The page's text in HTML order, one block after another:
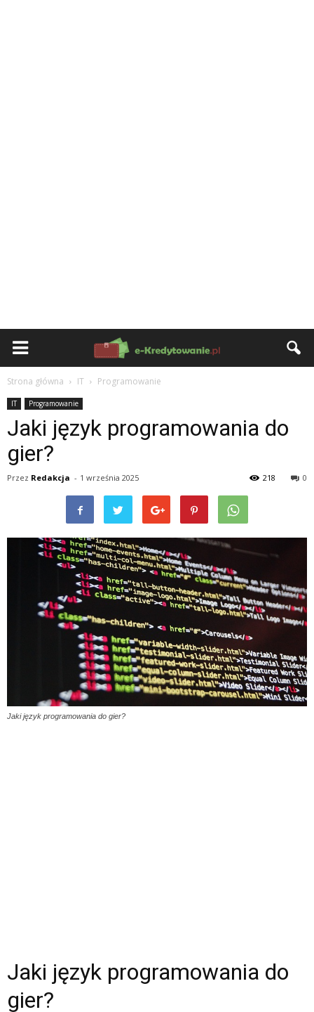
Strona główna IT Programowanie
IT Programowanie
Jaki język programowania do
gier?
Przez Redakcja - 1 września 2025 0
218
Jaki język programowania do gier?
Jaki język programowania do
gier?